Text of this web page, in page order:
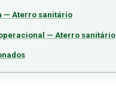
— Aterro sanitário
— Aterro sanitário